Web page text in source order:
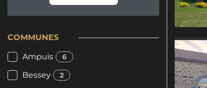
COMMUNES
Ampuis 6
Bessey 2